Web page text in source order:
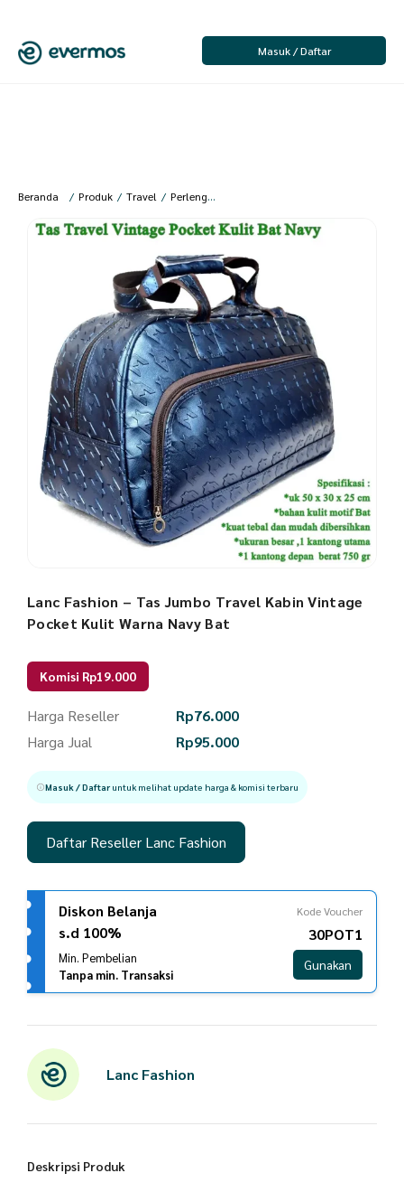
Masuk / Daftar
Beranda / Produk / Travel / Perlengkapan Travel
Lanc Fashion – Tas Jumbo Travel Kabin Vintage
Pocket Kulit Warna Navy Bat
Komisi Rp19.000
Harga Reseller Rp76.000
Harga Jual
Rp95.000
Masuk / Daftaruntuk melihat update harga & komisi terbaru
Daftar Reseller Lanc Fashion
Diskon Belanja
s.d 100%
Min. Pembelian
Tanpa min. Transaksi
Kode Voucher
30POT1
Gunakan
Lanc Fashion
Deskripsi Produk